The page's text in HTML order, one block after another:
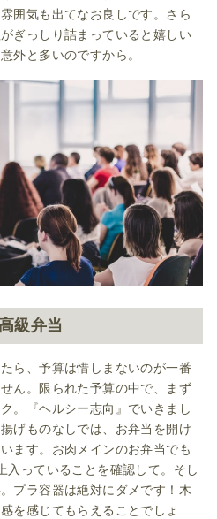
囲気も出てなお良しです。さら
ぎっしり詰まっていると嬉しい
外と多いのですから。
級弁当
ら、予算は惜しまないのが一番
ん。限られた予算の中で、まず
。『ヘルシー志向』でいきまし
げものなしでは、お弁当を開け
ます。お肉メインのお弁当でも
入っていることを確認して。そし
プラ容器は絶対にダメです！木
を感じてもらえることでしょ